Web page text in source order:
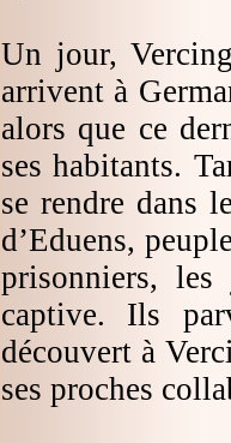
Un jour,
arrivent à
alors que ce
ses habitants.
se rendre dans
d’Eduens,
prisonniers,
captive. Ils
découvert à
ses proches